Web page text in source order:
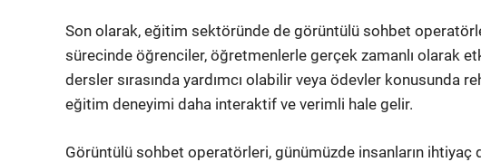
Son olarak, eğitim sektöründe de görüntülü sohbet
sürecinde öğrenciler, öğretmenlerle gerçek zamanlı olarak
dersler sırasında yardımcı olabilir veya ödevler konusunda
eğitim deneyimi daha interaktif ve verimli hale gelir.
Görüntülü sohbet operatörleri, günümüzde insanların ihtiyaç